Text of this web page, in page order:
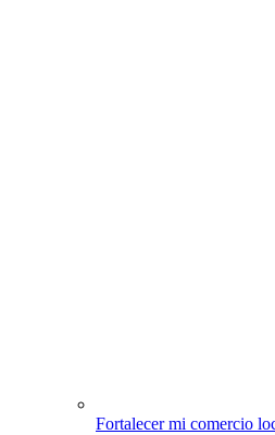
Fortalecer mi comercio